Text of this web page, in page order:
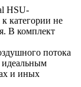
HSU-
категории не
В комплект
потока
идеальным
и иных